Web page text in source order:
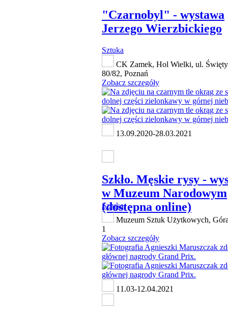
"Czarnobyl" - wystawa
Jerzego Wierzbickiego
Sztuka
CK Zamek, Hol Wielki, ul.
80/82, Poznań
Zobacz szczegóły
13.09.2020-28.03.2021
Szkło. Męskie rysy -
w Muzeum Narodowym
(dostępna online)
Sztuka
Muzeum Sztuk Użytkowych, Góra
1
Zobacz szczegóły
11.03-12.04.2021